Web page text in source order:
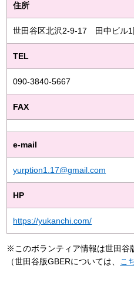
住所
世田谷区北沢2-9-17 田中ビル1
TEL
090-3840-5667
FAX
e-mail
yurption1.17@gmail.com
HP
https://yukanchi.com/
※このボランティア情報は世田谷
（世田谷版GBERについては、
こ